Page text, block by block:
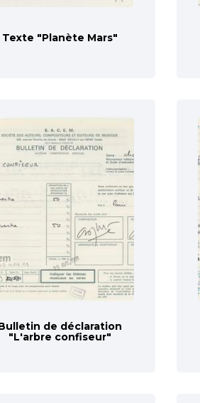
Texte "Planète Mars"
de déclaration
"L'arbre confiseur"